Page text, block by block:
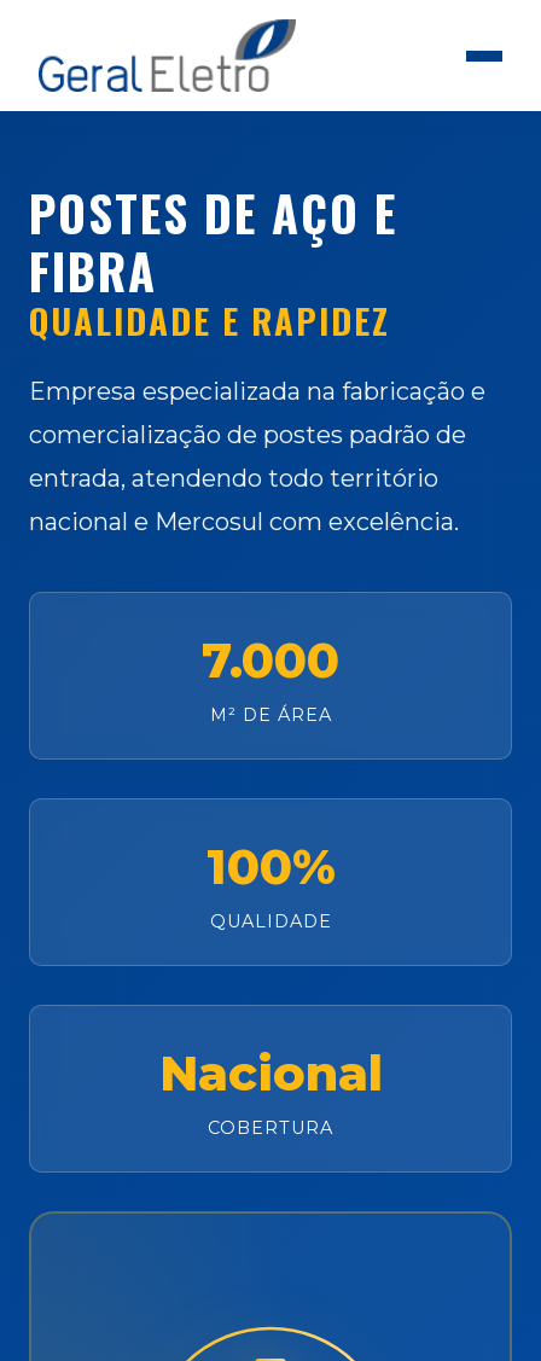
POSTES DE AÇO E
FIBRA
QUALIDADE E RAPIDEZ
Empresa especializada na fabricação e
comercialização de postes padrão de
entrada, atendendo todo território
nacional e Mercosul com excelência.
7.000
M² DE ÁREA
100%
QUALIDADE
Nacional
COBERTURA